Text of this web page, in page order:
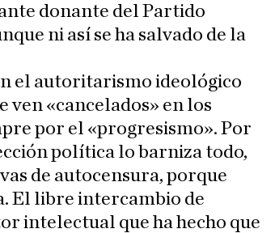
donante del Partido
ni así se ha salvado de la
el autoritarismo ideológico
ven «cancelados» en los
por el «progresismo». Por
política lo barniza todo,
de autocensura, porque
El libre intercambio de
intelectual que ha hecho que